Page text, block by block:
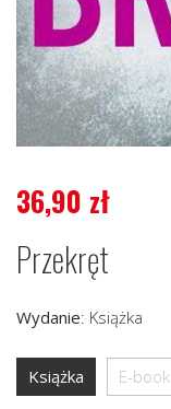
36,90 zł
Przekręt
Wydanie: Książka
Książka E-book